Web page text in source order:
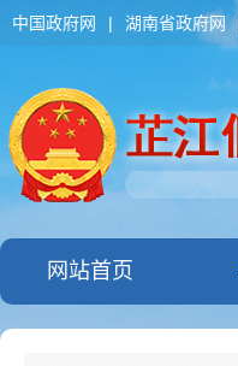
中国政府网 | 湖南省政府网
网站首页